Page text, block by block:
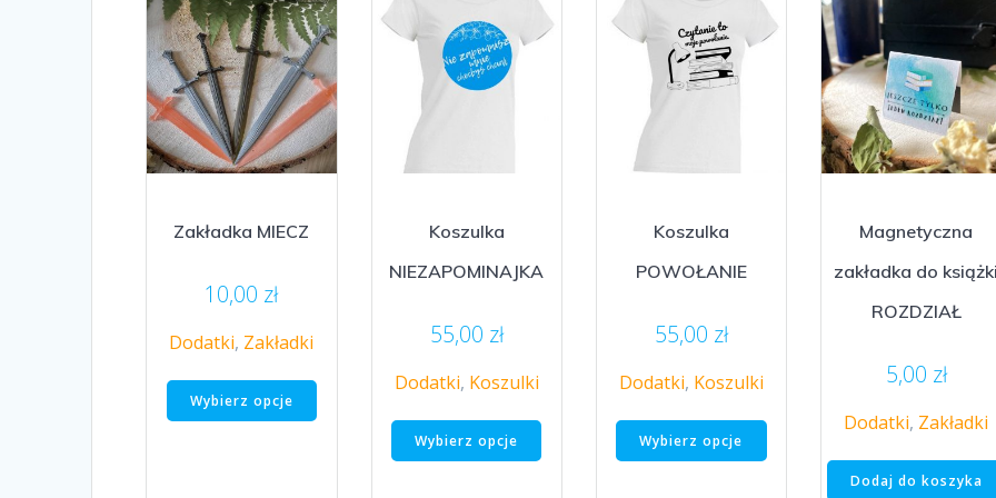
na
stronie
produktu
Zakładka MIECZ
10,00 zł
Dodatki, Zakładki
Wybierz opcje
Ten
Koszulka
NIEZAPOMINAJKA
55,00 zł
Dodatki, Koszulki
Wybierz opcje
Ten
Koszulka
POWOŁANIE
55,00 zł
Dodatki, Koszulki
Wybierz opcje
Ten
Magnetyczna
zakładka do
ROZDZIAŁ
5,00 zł
Dodatki, Zakładki
Dodaj do koszyka